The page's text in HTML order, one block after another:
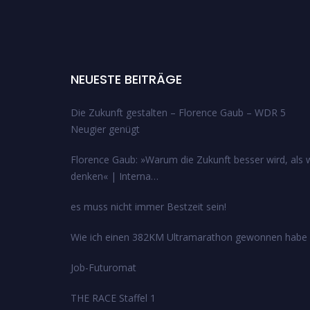
NEUESTE BEITRÄGE
Die Zukunft gestalten – Florence Gaub – WDR 5
Neugier genügt
Florence Gaub: »Warum die Zukunft besser wird, als
denken« | Interna…
es muss nicht immer Bestzeit sein!
Wie ich einen 382KM Ultramarathon gewonnen habe
Job-Futuromat
THE RACE Staffel 1